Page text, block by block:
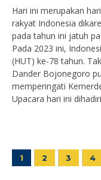
Hari ini merupakan
rakyat Indonesia
pada tahun ini jatuh
Pada 2023 ini,
(HUT) ke-78 tahun.
Dander Bojonegoro
memperingati
Upacara hari ini
1 2 3 4